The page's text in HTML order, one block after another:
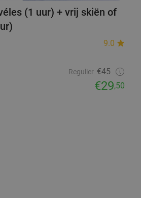
(1 uur) + vrij skiën of
9.0
Regulier €45
€29,50